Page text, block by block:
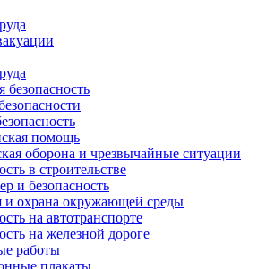
безопасность
помощь
оборона и чрезвычайные ситуации
в строительстве
и безопасность
и охрана окружающей среды
на автотранспорте
на железной дороге
работы